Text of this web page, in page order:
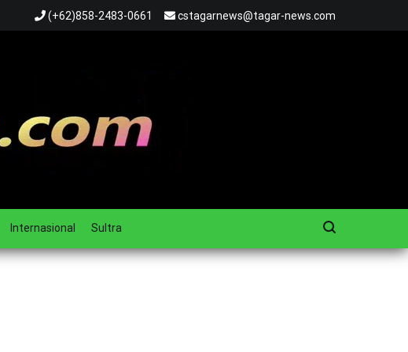
(+62)858-2483-0661 cstagarnews@tagar-news.com
Internasional Sultra